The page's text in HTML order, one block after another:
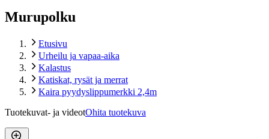
Murupolku
Etusivu
Urheilu ja vapaa-aika
Kalastus
Katiskat, rysät ja merrat
Kaira pyydyslippumerkki 2,4m
Tuotekuvat- ja videotOhita tuotekuva